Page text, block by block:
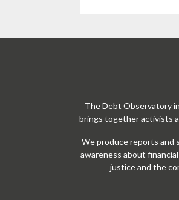
The Debt Observatory
brings together activists
We produce reports and
awareness about
justice and the